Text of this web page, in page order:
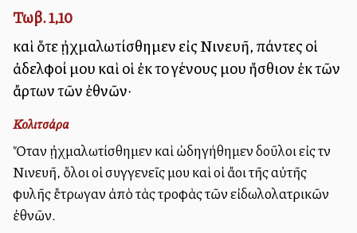
Τωβ. 1,10
καὶ ὅτε ᾐχμαλωτίσθημεν εἰς Νινευῆ, πάντες οἱ
ἀδελφοί μου καὶ οἱ ἐκ τοῦ γένους μου ἤσθιον ἐκ τῶν
ἄρτων τῶν ἐθνῶν·
Κολιτσάρα
Ὅταν ᾐχμαλωτίσθημεν καὶ ὠδηγήθημεν δοῦλοι εἰς τὴν
Νινευῆ, ὅλοι οἱ συγγενεῖς μου καὶ οἱ ἄλλοι τῆς αὐτῆς
φυλῆς ἔτρωγαν ἀπὸ τὰς τροφὰς τῶν εἰδωλολατρικῶν
ἐθνῶν.